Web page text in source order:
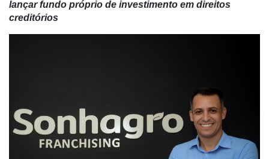
lançar fundo próprio de investimento em direitos
creditórios